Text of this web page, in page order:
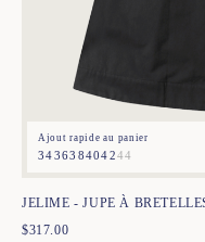
Ajout rapide au panier
343638404244
JELIME - JUPE À
$317.00